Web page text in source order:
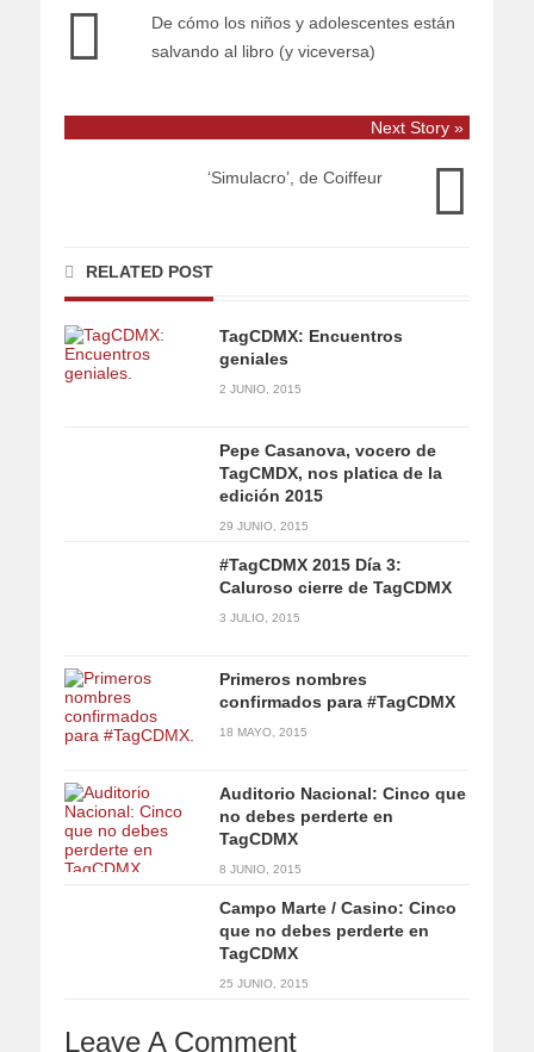
De cómo los niños y adolescentes están
salvando al libro (y viceversa)
Next Story »
‘Simulacro’, de Coiffeur
RELATED POST
TagCDMX: Encuentros
geniales
2 JUNIO, 2015
Pepe Casanova, vocero de
TagCMDX, nos platica de la
edición 2015
29 JUNIO, 2015
#TagCDMX 2015 Día 3:
Caluroso cierre de TagCDMX
3 JULIO, 2015
Primeros nombres
confirmados para #TagCDMX
18 MAYO, 2015
Auditorio Nacional: Cinco que
no debes perderte en
TagCDMX
8 JUNIO, 2015
Campo Marte / Casino: Cinco
que no debes perderte en
TagCDMX
25 JUNIO, 2015
Leave A Comment